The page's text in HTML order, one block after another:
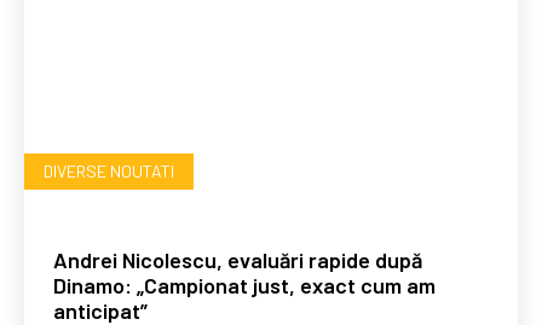
DIVERSE NOUTATI
Andrei Nicolescu, evaluări rapide după
Dinamo: „Campionat just, exact cum am
anticipat”